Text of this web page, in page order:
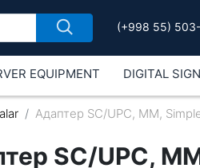
(+998 55)
EQUIPMENT DIGITAL
Адаптер SC/UPC, МM,
SC/UPC,